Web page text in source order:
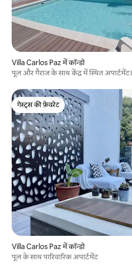
Villa Carlos Paz में कॉन्डो
पूल और गैराज के साथ केंद्र में स्थित अपार्टमेंट।
गेस्ट्स की फ़ेवरेट
गेस्ट्स की फ़ेवरेट
Villa Carlos Paz में कॉन्डो
पूल के साथ पारिवारिक अपार्टमेंट